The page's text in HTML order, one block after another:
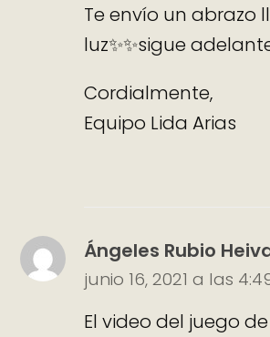
Te envío un abrazo
luz✨✨sigue
Cordialmente,
Equipo Lida Arias
Ángeles Rubio
junio 16, 2021 a las
El video del juego